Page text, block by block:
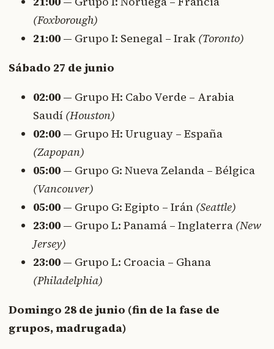
(Foxborough)
21:00 — Grupo I: Senegal – Irak (Toronto)
Sábado 27 de junio
02:00 — Grupo H: Cabo Verde – Arabia
Saudí (Houston)
02:00 — Grupo H: Uruguay – España
(Zapopan)
05:00 — Grupo G: Nueva Zelanda – Bélgica
(Vancouver)
05:00 — Grupo G: Egipto – Irán (Seattle)
23:00 — Grupo L: Panamá – Inglaterra (New
Jersey)
23:00 — Grupo L: Croacia – Ghana
(Philadelphia)
Domingo 28 de junio (fin de la fase de
grupos, madrugada)